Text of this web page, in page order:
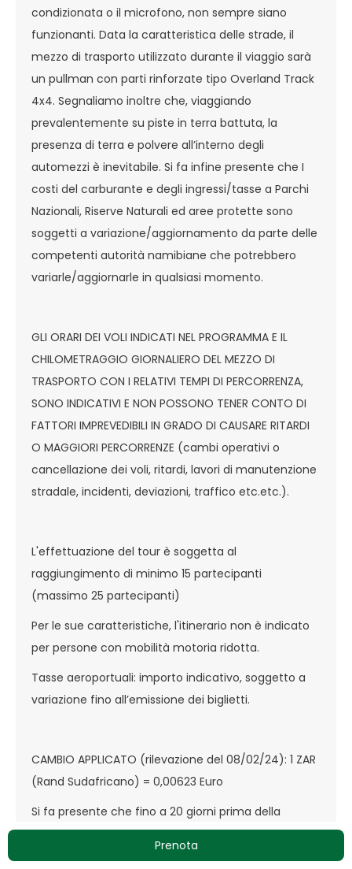
Prenota
condizionata o il microfono, non sempre siano
funzionanti. Data la caratteristica delle strade, il
mezzo di trasporto utilizzato durante il viaggio sarà
un pullman con parti rinforzate tipo Overland Track
4x4. Segnaliamo inoltre che, viaggiando
prevalentemente su piste in terra battuta, la
presenza di terra e polvere all’interno degli
automezzi è inevitabile. Si fa infine presente che I
costi del carburante e degli ingressi/tasse a Parchi
Nazionali, Riserve Naturali ed aree protette sono
soggetti a variazione/aggiornamento da parte delle
competenti autorità namibiane che potrebbero
variarle/aggiornarle in qualsiasi momento.
GLI ORARI DEI VOLI INDICATI NEL PROGRAMMA E IL
CHILOMETRAGGIO GIORNALIERO DEL MEZZO DI
TRASPORTO CON I RELATIVI TEMPI DI PERCORRENZA,
SONO INDICATIVI E NON POSSONO TENER CONTO DI
FATTORI IMPREVEDIBILI IN GRADO DI CAUSARE RITARDI
O MAGGIORI PERCORRENZE (cambi operativi o
cancellazione dei voli, ritardi, lavori di manutenzione
stradale, incidenti, deviazioni, traffico etc.etc.).
L'effettuazione del tour è soggetta al
raggiungimento di minimo 15 partecipanti
(massimo 25 partecipanti)
Per le sue caratteristiche, l'itinerario non è indicato
per persone con mobilità motoria ridotta.
Tasse aeroportuali: importo indicativo, soggetto a
variazione fino all’emissione dei biglietti.
CAMBIO APPLICATO (rilevazione del 08/02/24): 1 ZAR
(Rand Sudafricano) = 0,00623 Euro
Si fa presente che fino a 20 giorni prima della
partenza i prezzi dei servizi a terra potranno essere